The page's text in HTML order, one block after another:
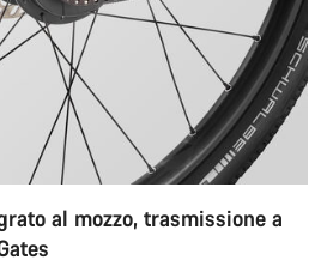
al mozzo, trasmissione a